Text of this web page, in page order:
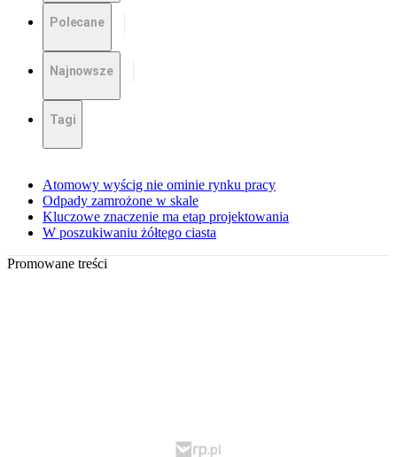
Polecane
Najnowsze
Tagi
Atomowy wyścig nie ominie rynku pracy
Odpady zamrożone w skale
Kluczowe znaczenie ma etap projektowania
W poszukiwaniu żółtego ciasta
Promowane treści